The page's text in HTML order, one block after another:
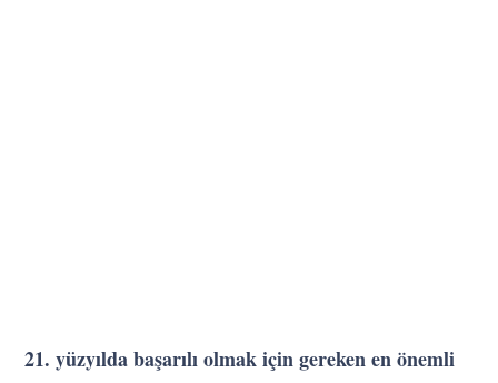
21. yüzyılda başarılı olmak için gereken en önemli